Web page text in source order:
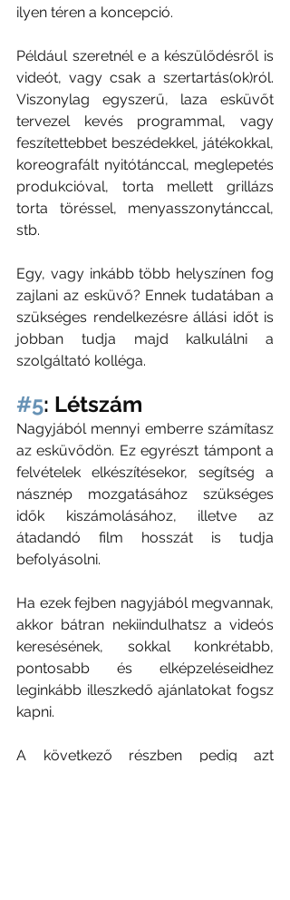
ilyen téren a koncepció.
Például szeretnél e a készülődésről is
videót, vagy csak a szertartás(ok)ról.
Viszonylag egyszerű, laza esküvőt
tervezel kevés programmal, vagy
feszítettebbet beszédekkel, játékokkal,
koreografált nyitótánccal, meglepetés
produkcióval, torta mellett grillázs
torta töréssel, menyasszonytánccal,
stb.
Egy, vagy inkább több helyszínen fog
zajlani az esküvő? Ennek tudatában a
szükséges rendelkezésre állási időt is
jobban tudja majd kalkulálni a
szolgáltató kolléga.
#5: Létszám
Nagyjából mennyi emberre számítasz
az esküvődön. Ez egyrészt támpont a
felvételek elkészítésekor, segítség a
násznép mozgatásához szükséges
idők kiszámolásához, illetve az
átadandó film hosszát is tudja
befolyásolni.
Ha ezek fejben nagyjából megvannak,
akkor bátran nekiindulhatsz a videós
keresésének, sokkal konkrétabb,
pontosabb és elképzeléseidhez
leginkább illeszkedő ajánlatokat fogsz
kapni.
A következő részben pedig azt